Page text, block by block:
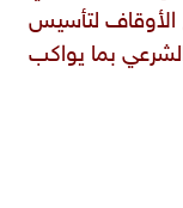
الأوقاف لتأسيس
بما يواكب